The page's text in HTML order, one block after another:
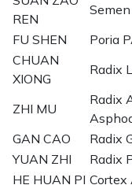
REN
FU SHEN
Poria
CHUAN
XIONG
Radix
ZHI MU
Radix
GAN CAO
Radix
YUAN ZHI
Radix
HE HUAN PI Cortex